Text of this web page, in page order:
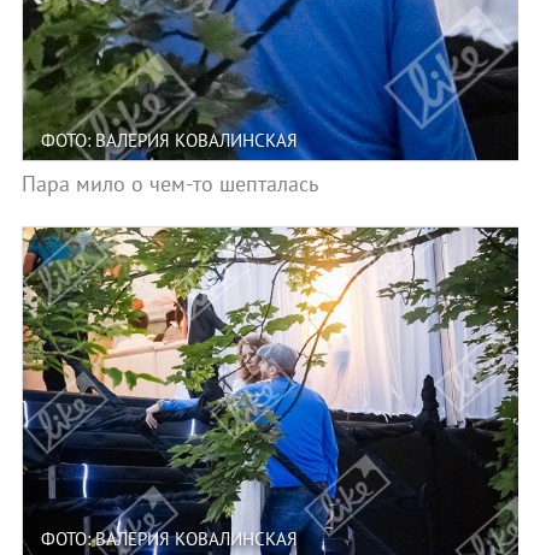
ФОТО: ВАЛЕРИЯ КОВАЛИНСКАЯ
Пара мило о чем-то шепталась
ФОТО: ВАЛЕРИЯ КОВАЛИНСКАЯ